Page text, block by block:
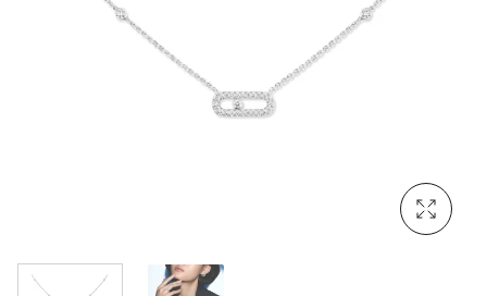
Neu bei Vogl: Uhren von Grand Seiko
Neu bei Vogl: Cartier